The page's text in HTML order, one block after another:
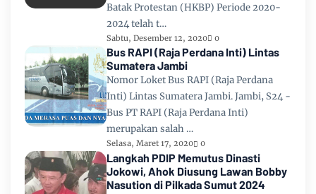
Batak Protestan (HKBP) Periode 2020-
2024 telah t…
Sabtu, Desember 12, 2020 0
Bus RAPI (Raja Perdana Inti) Lintas
Sumatera Jambi
Nomor Loket Bus RAPI (Raja Perdana
Inti) Lintas Sumatera Jambi. Jambi, S24 -
Bus PT RAPI (Raja Perdana Inti)
merupakan salah …
Selasa, Maret 17, 2020 0
Langkah PDIP Memutus Dinasti
Jokowi, Ahok Diusung Lawan Bobby
Nasution di Pilkada Sumut 2024